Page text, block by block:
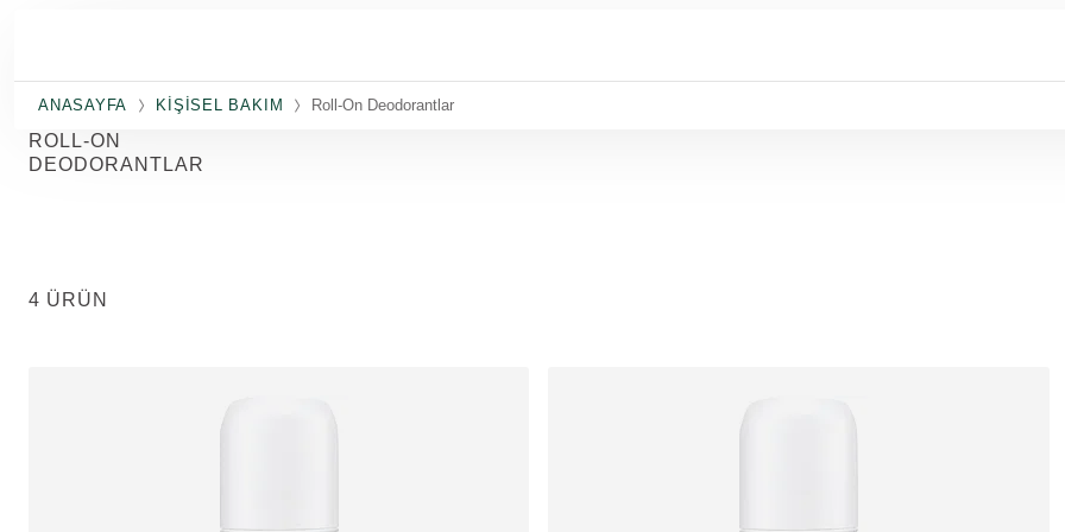
ANASAYFA KIŞISEL BAKIM Roll-On Deodorantlar
ROLL-ON
DEODORANTLAR
4 ÜRÜN